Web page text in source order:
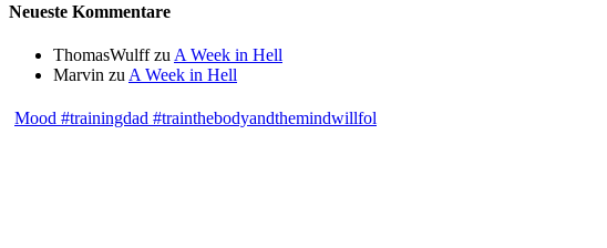
Neueste Kommentare
ThomasWulffzu A Week in Hell
Marvin zu A Week in Hell
Mood #trainingdad #trainthebodyandthemindwillfol